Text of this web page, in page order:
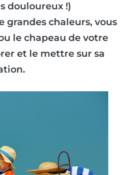
douloureux !)
grandes chaleurs, vous
le chapeau de votre
et le mettre sur sa